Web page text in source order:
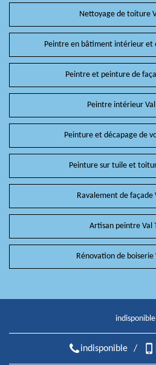
Nettoyage de toiture
Peintre en bâtiment intérieur et
Peintre et peinture de
Peintre intérieur
Peinture et décapage de
Peinture sur tuile et
Ravalement de façade
Artisan peintre Val
Rénovation de boiserie
indisponible
indisponible /